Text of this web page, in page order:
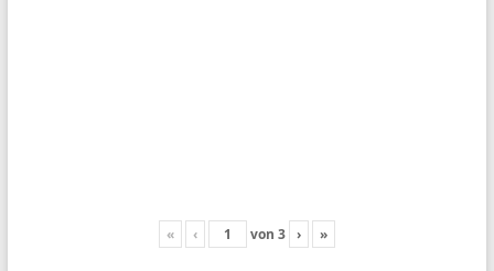
« ‹ von 3 › »